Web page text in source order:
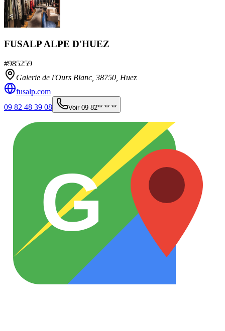
FUSALP ALPE D'HUEZ
#985259
Galerie de l'Ours Blanc, 38750 Huez
fusalp.com
09 82 48 39 08
Voir 09 82** ** **
G